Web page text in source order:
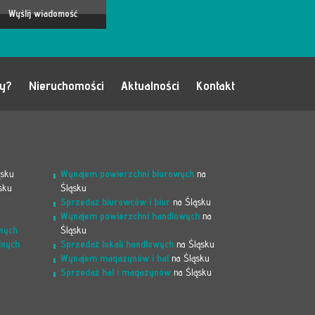
Nieruchomości Aktualności Kontakt
Wynajem powierzchni biurowych na
Śląsku
Sprzedaż biurowców i biur na Śląsku
Wynajem powierzchni handlowych na
Śląsku
Sprzedaż lokali handlowych na Śląsku
Wynajem magazynów i hal na Śląsku
Sprzedaż hal i magazynów na Śląsku